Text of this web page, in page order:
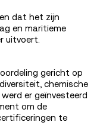
dat het zijn
en maritieme
uitvoert.
gericht op
chemische
er geïnvesteerd
om de
te